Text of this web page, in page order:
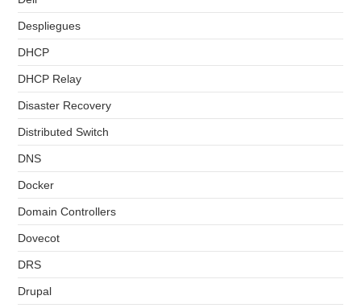
Despliegues
DHCP
DHCP Relay
Disaster Recovery
Distributed Switch
DNS
Docker
Domain Controllers
Dovecot
DRS
Drupal